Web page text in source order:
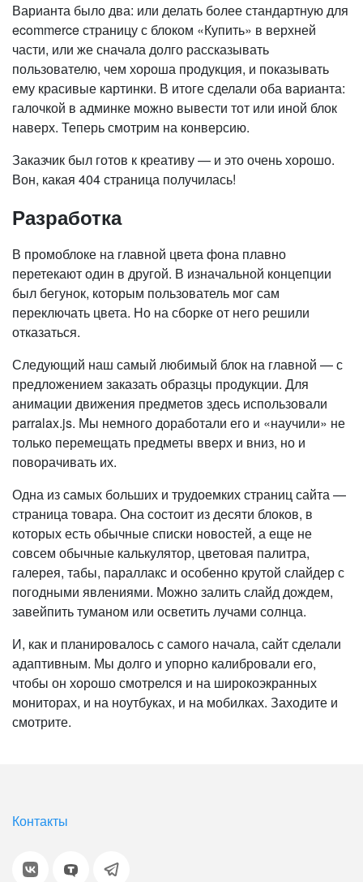
Варианта было два: или делать более стандартную для
ecommerce страницу с блоком «Купить» в верхней
части, или же сначала долго рассказывать
пользователю, чем хороша продукция, и показывать
ему красивые картинки. В итоге сделали оба варианта:
галочкой в админке можно вывести тот или иной блок
наверх. Теперь смотрим на конверсию.
Заказчик был готов к креативу — и это очень хорошо.
Вон, какая 404 страница получилась!
Разработка
В промоблоке на главной цвета фона плавно
перетекают один в другой. В изначальной концепции
был бегунок, которым пользователь мог сам
переключать цвета. Но на сборке от него решили
отказаться.
Следующий наш самый любимый блок на главной — с
предложением заказать образцы продукции. Для
анимации движения предметов здесь использовали
parralax.js. Мы немного доработали его и «научили» не
только перемещать предметы вверх и вниз, но и
поворачивать их.
Одна из самых больших и трудоемких страниц сайта —
страница товара. Она состоит из десяти блоков, в
которых есть обычные списки новостей, а еще не
совсем обычные калькулятор, цветовая палитра,
галерея, табы, параллакс и особенно крутой слайдер с
погодными явлениями. Можно залить слайд дождем,
завейпить туманом или осветить лучами солнца.
И, как и планировалось с самого начала, сайт сделали
адаптивным. Мы долго и упорно калибровали его,
чтобы он хорошо смотрелся и на широкоэкранных
мониторах, и на ноутбуках, и на мобилках. Заходите и
смотрите.
Контакты